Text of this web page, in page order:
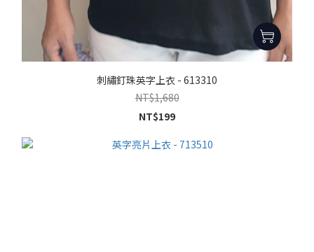
刺繡釘珠英字上衣 - 613310
NT$1,680
NT$199